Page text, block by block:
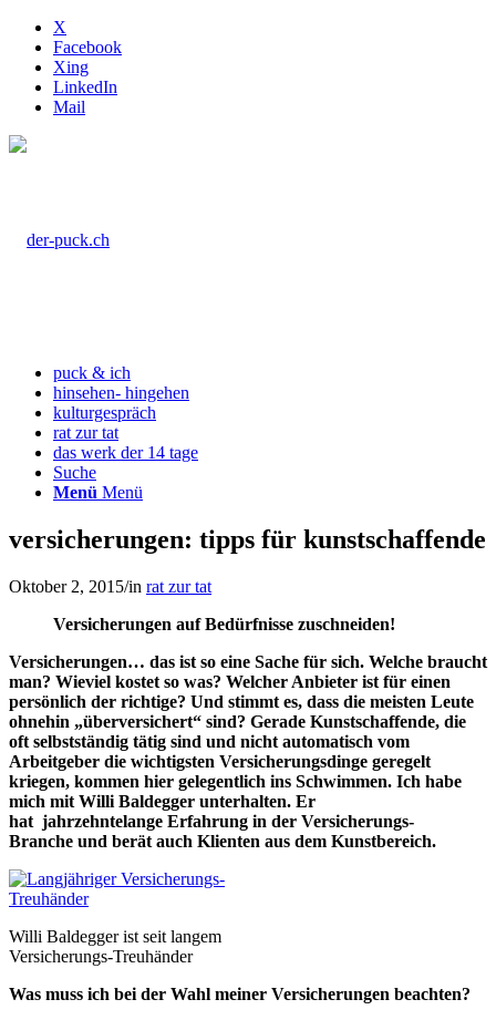
X
Facebook
Xing
LinkedIn
Mail
puck & ich
hinsehen- hingehen
kulturgespräch
rat zur tat
das werk der 14 tage
Suche
Menü Menü
versicherungen: tipps für kunstschaffende
Oktober 2, 2015/in rat zur tat
Versicherungen auf Bedürfnisse zuschneiden!
Versicherungen… das ist so eine Sache für sich. Welche braucht
man? Wieviel kostet so was? Welcher Anbieter ist für einen
persönlich der richtige? Und stimmt es, dass die meisten Leute
ohnehin „überversichert“ sind? Gerade Kunstschaffende, die
oft selbstständig tätig sind und nicht automatisch vom
Arbeitgeber die wichtigsten Versicherungsdinge geregelt
kriegen, kommen hier gelegentlich ins Schwimmen. Ich habe
mich mit Willi Baldegger unterhalten. Er
hat jahrzehntelange Erfahrung in der Versicherungs-
Branche und berät auch Klienten aus dem Kunstbereich.
Willi Baldegger ist seit langem
Versicherungs-Treuhänder
Was muss ich bei der Wahl meiner Versicherungen beachten?